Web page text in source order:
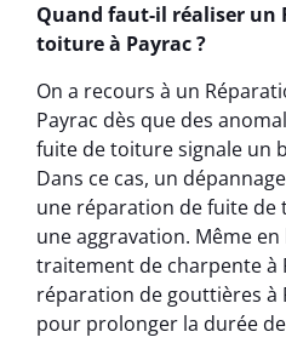
Quand faut-il réaliser un
toiture à Payrac ?
On a recours à un
Payrac dès que des
fuite de toiture signale un
Dans ce cas, un
une réparation de fuite de
une aggravation. Même en
traitement de charpente à
réparation de gouttières à
pour prolonger la durée